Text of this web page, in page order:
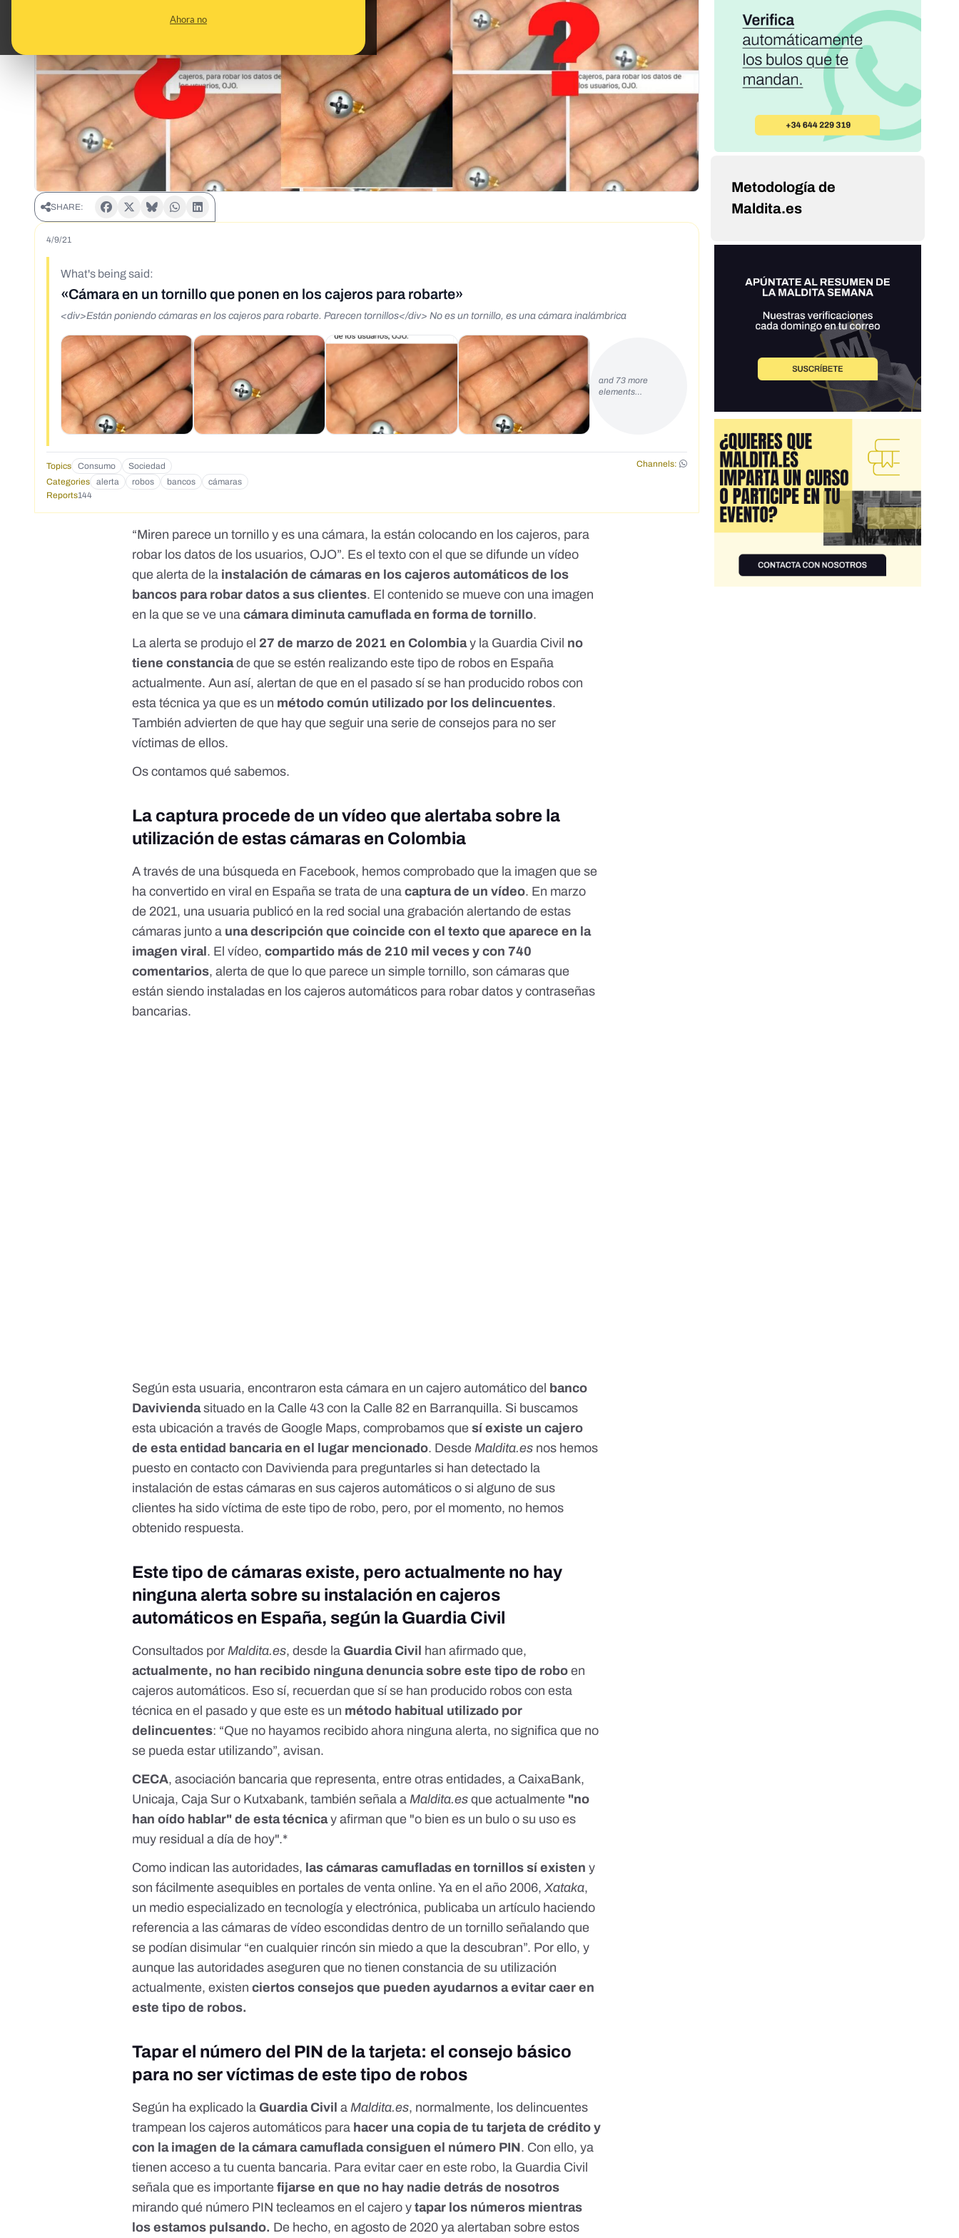
Ahora no
SHARE:
4/9/21
What's being said:
«Cámara en un tornillo que ponen en los cajeros para robarte»
<div>Están poniendo cámaras en los cajeros para robarte. Parecen tornillos</div> No es un tornillo, es una cámara inalámbrica
and 73 more
elements…
Topics Consumo Sociedad
Channels:
Categories
alerta robos bancos
cámaras
Reports144
“Miren parece un tornillo y es una cámara, la están colocando en los cajeros, para
robar los datos de los usuarios, OJO”. Es el texto con el que se difunde un vídeo
que alerta de la instalación de cámaras en los cajeros automáticos de los
bancos para robar datos a sus clientes. El contenido se mueve con una imagen
en la que se ve unacámara diminuta camuflada en forma de tornillo.
La alerta se produjo el 27 de marzo de 2021 en Colombiay la Guardia Civil no
tiene constanciade que se estén realizando este tipo de robos en España
actualmente. Aun así, alertan de que en el pasado sí se han producido robos con
esta técnica ya que es un método común utilizado por los delincuentes.
También advierten de que hay que seguir una serie de consejos para no ser
víctimas de ellos.
Os contamos qué sabemos.
La captura procede de un vídeo que alertaba sobre la
utilización de estas cámaras en Colombia
A través de una búsqueda en Facebook, hemos comprobado que la imagen que se
ha convertido en viral en España se trata de unacaptura de un vídeo. En marzo
de 2021, una usuaria publicó en la red social una grabación alertando de estas
cámaras junto a una descripción que coincide con el texto que aparece en la
imagen viral . El vídeo,compartido más de 210 mil veces y con 740
comentarios, alerta de que lo que parece un simple tornillo, son cámaras que
están siendo instaladas en los cajeros automáticos para robar datos y contraseñas
bancarias.
Según esta usuaria, encontraron esta cámara en un cajero automático del banco
Daviviendasituado en la Calle 43 con la Calle 82 en Barranquilla. Si buscamos
esta ubicación a través de Google Maps, comprobamos quesí existe un cajero
de esta entidad bancaria en el lugar mencionado. DesdeMaldita.es nos hemos
puesto en contacto con Davivienda para preguntarles si han detectado la
instalación de estas cámaras en sus cajeros automáticos o si alguno de sus
clientes ha sido víctima de este tipo de robo, pero, por el momento, no hemos
obtenido respuesta.
Este tipo de cámaras existe, pero actualmente no hay
ninguna alerta sobre su instalación en cajeros
automáticos en España, según la Guardia Civil
Consultados porMaldita.es, desde la Guardia Civil han afirmado que,
actualmente, no han recibido ninguna denuncia sobre este tipo de robo en
cajeros automáticos. Eso sí, recuerdan que sí se han producido robos con esta
técnica en el pasado y que este es un método habitual utilizado por
delincuentes: “Que no hayamos recibido ahora ninguna alerta, no significa que no
se pueda estar utilizando”, avisan.
CECA, asociación bancaria que representa, entre otras entidades, a CaixaBank,
Unicaja, Caja Sur o Kutxabank, también señala aMaldita.esque actualmente "no
han oído hablar" de esta técnicay afirman que "o bien es un bulo o su uso es
muy residual a día de hoy".*
Como indican las autoridades, las cámaras camufladas en tornillos sí existen y
son fácilmente asequibles en portales de venta online. Ya en el año 2006,Xataka,
un medio especializado en tecnología y electrónica, publicaba un artículo haciendo
referencia a las cámaras de vídeo escondidas dentro de un tornillo señalando que
se podían disimular “en cualquier rincón sin miedo a que la descubran”. Por ello, y
aunque las autoridades aseguren que no tienen constancia de su utilización
actualmente, existenciertos consejos que pueden ayudarnos a evitar caer en
este tipo de robos.
Tapar el número del PIN de la tarjeta: el consejo básico
para no ser víctimas de este tipo de robos
Según ha explicado la Guardia Civil a Maldita.es, normalmente, los delincuentes
trampean los cajeros automáticos para hacer una copia de tu tarjeta de crédito y
con la imagen de la cámara camuflada consiguen el número PIN. Con ello, ya
tienen acceso a tu cuenta bancaria. Para evitar caer en este robo, la Guardia Civil
señala que es importantefijarse en que no hay nadie detrás de nosotros
mirando qué número PIN tecleamos en el cajero ytapar los números mientras
los estamos pulsando. De hecho, en agosto de 2020 ya alertaban sobre estos
Metodología de
Maldita.es